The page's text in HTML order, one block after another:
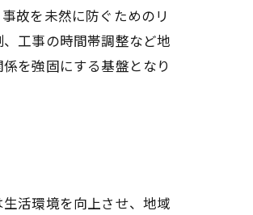
故を未然に防ぐためのリ
工事の時間帯調整など地
を強固にする基盤となり
活環境を向上させ、地域